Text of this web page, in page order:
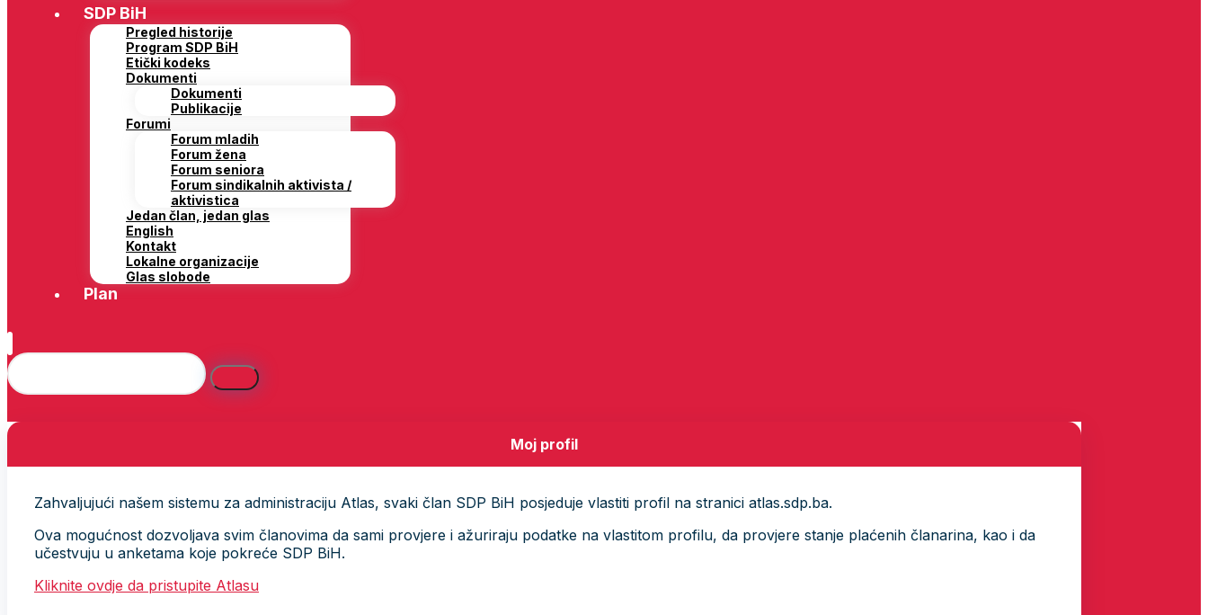
SDP BiH
Pregled historije
Program SDP BiH
Etički kodeks
Dokumenti
Dokumenti
Publikacije
Forumi
Forum mladih
Forum žena
Forum seniora
Forum sindikalnih aktivista /
aktivistica
Jedan član, jedan glas
English
Kontakt
Lokalne organizacije
Glas slobode
Plan
Moj profil
Zahvaljujući našem sistemu za administraciju Atlas, svaki član SDP BiH posjeduje vlastiti profil na stranici atlas.sdp.ba.
Ova mogućnost dozvoljava svim članovima da sami provjere i ažuriraju podatke na vlastitom profilu, da provjere stanje plaćenih članarina, kao i da
učestvuju u anketama koje pokreće SDP BiH.
Kliknite ovdje da pristupite Atlasu